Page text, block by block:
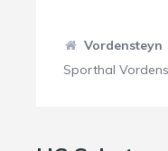
Vordensteyn
Sporthal